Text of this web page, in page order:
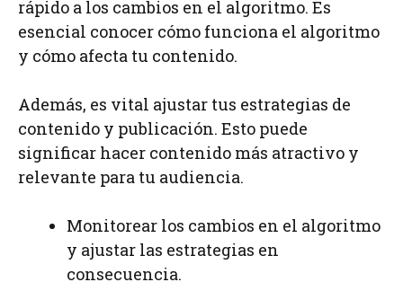
rápido a los cambios en el algoritmo. Es
esencial conocer cómo funciona el algoritmo
y cómo afecta tu contenido.
Además, es vital ajustar tus estrategias de
contenido y publicación. Esto puede
significar hacer contenido más atractivo y
relevante para tu audiencia.
Monitorear los cambios en el algoritmo
y ajustar las estrategias en
consecuencia.